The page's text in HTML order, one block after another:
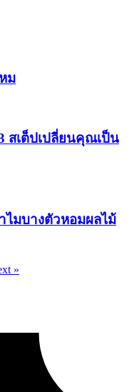
ม
สเต็ปเปลี่ยนคุณเป็น
ไมบางตัวหอมผลไม้
»